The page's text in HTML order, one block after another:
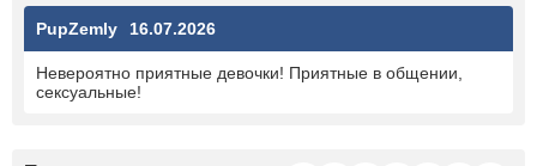
PupZemly 16.07.2026
Невероятно приятные девочки! Приятные в общении,
сексуальные!